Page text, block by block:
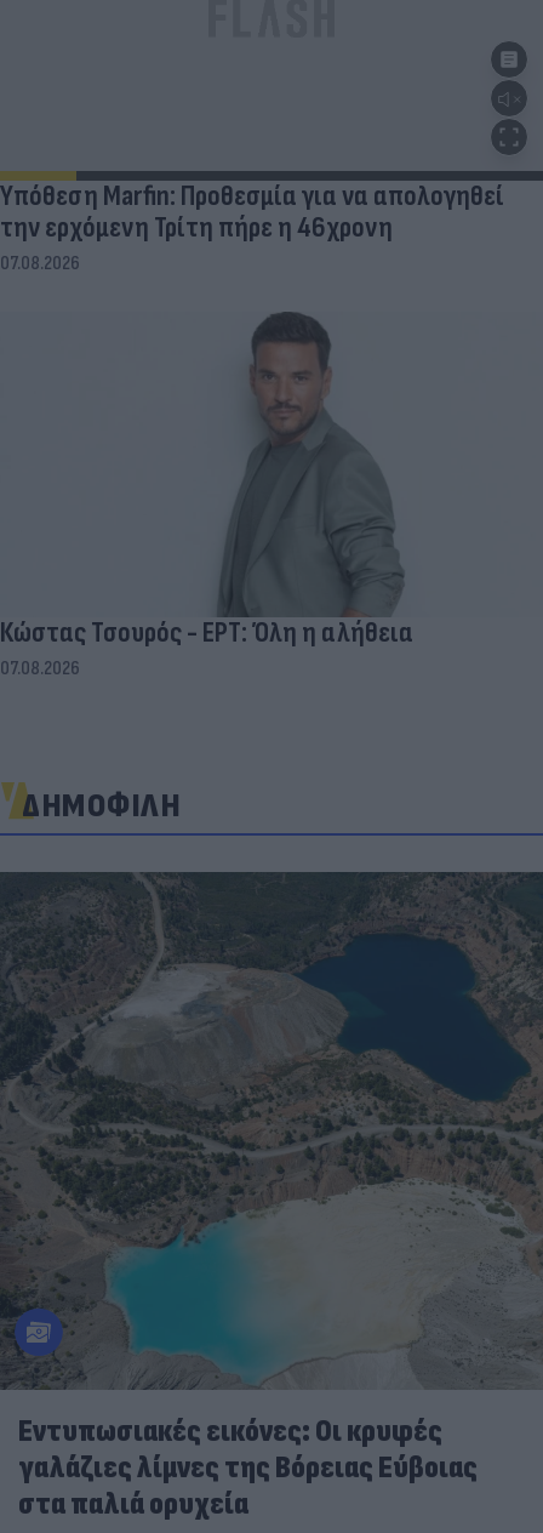
Υπόθεση Marfin: Προθεσμία για να απολογηθεί
την ερχόμενη Τρίτη πήρε η 46χρονη
07.08.2026
Κώστας Τσουρός - ΕΡΤ: Όλη η αλήθεια
07.08.2026
ΔΗΜΟΦΙΛΗ
Εντυπωσιακές εικόνες: Οι κρυφές
γαλάζιες λίμνες της Βόρειας Εύβοιας
στα παλιά ορυχεία